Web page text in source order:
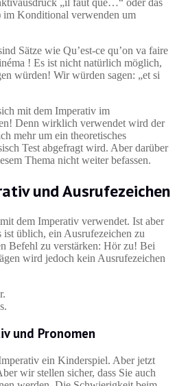
Konditional verwenden um
Sätze wie Qu’est-ce qu’on va faire
! Es ist nicht natürlich möglich,
würden! Wir würden sagen: „et si
mit dem Imperativ im
Denn wirklich verwendet wird der
mehr um ein theoretisches
Test abgefragt wird. Aber darüber
Thema nicht weiter befassen.
und Ausrufezeichen
dem Imperativ verwendet. Ist aber
üblich, ein Ausrufezeichen zu
Befehl zu verstärken: Hör zu! Bei
wird jedoch kein Ausrufezeichen
und Pronomen
ein Kinderspiel. Aber jetzt
wir stellen sicher, dass Sie auch